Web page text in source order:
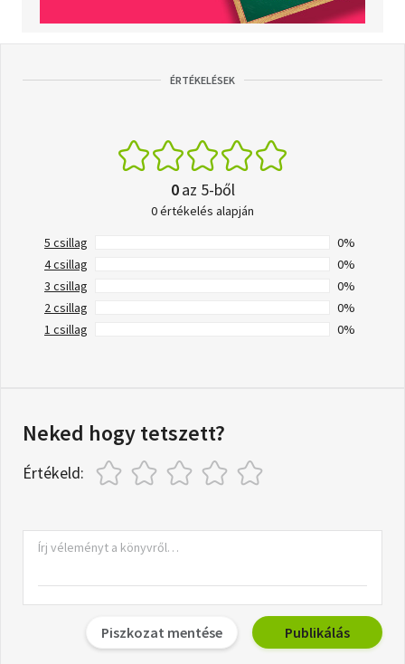
ÉRTÉKELÉSEK
0az 5-ből
0 értékelés alapján
5 csillag
0%
4 csillag
0%
3 csillag
0%
2 csillag
0%
1 csillag
0%
Neked hogy tetszett?
Értékeld:
Piszkozat mentése Publikálás